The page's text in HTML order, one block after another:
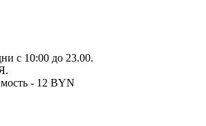
с 10:00 до 23.00.
- 12 BYN